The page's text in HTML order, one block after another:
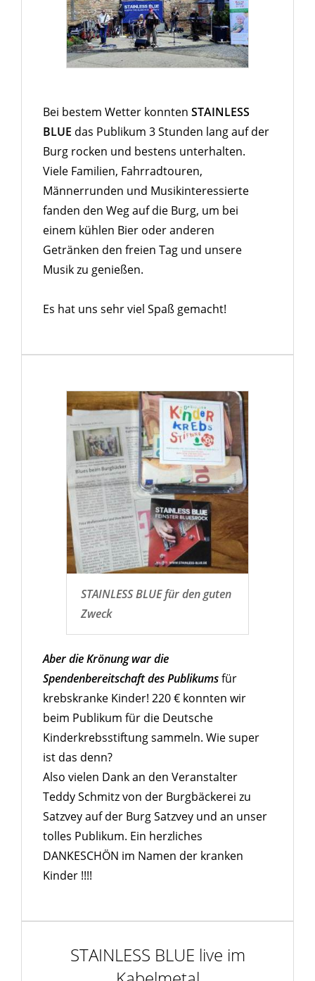
Bei bestem Wetter konnten STAINLESS
BLUE das Publikum 3 Stunden lang auf der
Burg rocken und bestens unterhalten.
Viele Familien, Fahrradtouren,
Männerrunden und Musikinteressierte
fanden den Weg auf die Burg, um bei
einem kühlen Bier oder anderen
Getränken den freien Tag und unsere
Musik zu genießen.
Es hat uns sehr viel Spaß gemacht!
STAINLESS BLUE für den guten
Zweck
Aber die Krönung war die
Spendenbereitschaft des Publikumsfür
krebskranke Kinder! 220 € konnten wir
beim Publikum für die Deutsche
Kinderkrebsstiftung sammeln. Wie super
ist das denn?
Also vielen Dank an den Veranstalter
Teddy Schmitz von der Burgbäckerei zu
Satzvey auf der Burg Satzvey und an unser
tolles Publikum. Ein herzliches
DANKESCHÖN im Namen der kranken
Kinder !!!!
STAINLESS BLUE live im